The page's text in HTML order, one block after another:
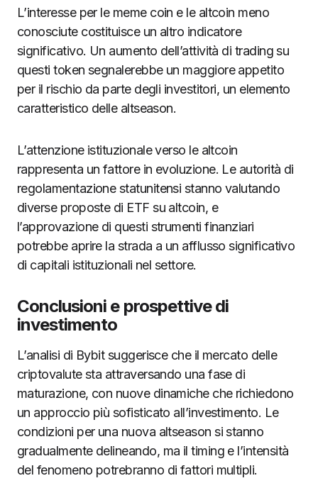
L’interesse per le meme coin e le altcoin meno
conosciute costituisce un altro indicatore
significativo. Un aumento dell’attività di trading su
questi token segnalerebbe un maggiore appetito
per il rischio da parte degli investitori, un elemento
caratteristico delle altseason.
L’attenzione istituzionale verso le altcoin
rappresenta un fattore in evoluzione. Le autorità di
regolamentazione statunitensi stanno valutando
diverse proposte di ETF su altcoin, e
l’approvazione di questi strumenti finanziari
potrebbe aprire la strada a un afflusso significativo
di capitali istituzionali nel settore.
Conclusioni e prospettive di
investimento
L’analisi di Bybit suggerisce che il mercato delle
criptovalute sta attraversando una fase di
maturazione, con nuove dinamiche che richiedono
un approccio più sofisticato all’investimento. Le
condizioni per una nuova altseason si stanno
gradualmente delineando, ma il timing e l’intensità
del fenomeno potrebranno di fattori multipli.